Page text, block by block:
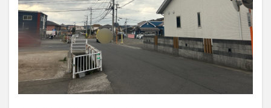
津久見市
海開き 温泉 湧水
滝
漢方 炭火焼き 焼き菓子
玖珠郡
由布市 由布院 甲子園
石仏
磨崖仏
祝祭の広場
秋
移転
竹田 竹田市